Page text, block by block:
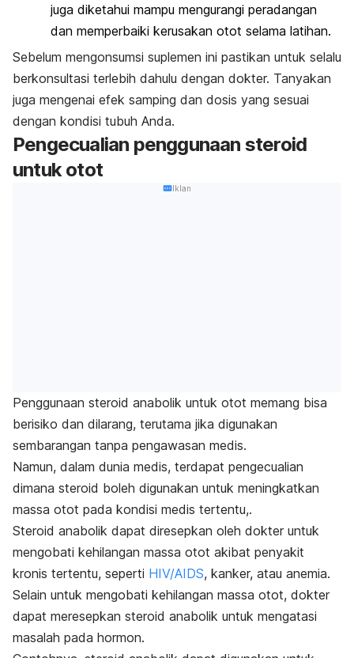
juga diketahui mampu mengurangi peradangan
dan memperbaiki kerusakan otot selama latihan.
Sebelum mengonsumsi suplemen ini pastikan untuk selalu
berkonsultasi terlebih dahulu dengan dokter. Tanyakan
juga mengenai efek samping dan dosis yang sesuai
dengan kondisi tubuh Anda.
Pengecualian penggunaan steroid
untuk otot
Iklan
Penggunaan steroid anabolik untuk otot memang bisa
berisiko dan dilarang, terutama jika digunakan
sembarangan tanpa pengawasan medis.
Namun, dalam dunia medis, terdapat pengecualian
dimana steroid boleh digunakan untuk meningkatkan
massa otot pada kondisi medis tertentu,.
Steroid anabolik dapat diresepkan oleh dokter untuk
mengobati kehilangan massa otot akibat penyakit
kronis tertentu, seperti HIV/AIDS, kanker, atau anemia.
Selain untuk mengobati kehilangan massa otot, dokter
dapat meresepkan steroid anabolik untuk mengatasi
masalah pada hormon.